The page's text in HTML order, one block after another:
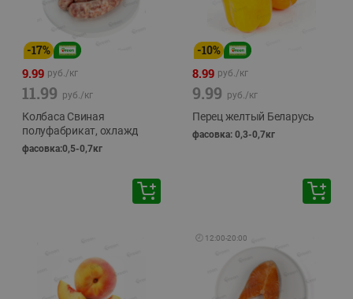
-17%
9.99 руб./кг
11.99 руб./кг
Колбаса Свиная
полуфабрикат, охлажд
фасовка:0,5-0,7кг
-10%
8.99 руб./кг
9.99 руб./кг
Перец желтый Беларусь
фасовка: 0,3-0,7кг
🕘 12:00-20:00